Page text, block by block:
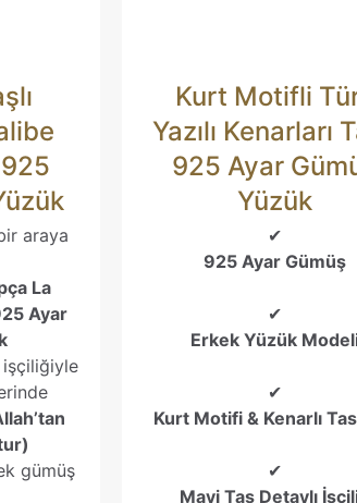
kullanılması
adresim ve
925
araya
La
Ayar
işçiliğiyle
gümüş
Kurt Motifli
Yazılı Kenarları
925 Ayar
Yüzük
✔
925 Ayar Gümüş
✔
Erkek Yüzük
✔
Kurt Motifi & Kenarlı
✔
Mavi Taş Detaylı